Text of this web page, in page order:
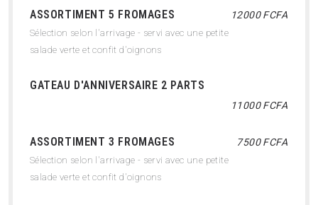
ASSORTIMENT 5 FROMAGES 12000 FCFA
Sélection selon l'arrivage - servi avec une petite
salade verte et confit d'oignons
GATEAU D'ANNIVERSAIRE 2 PARTS
11000 FCFA
ASSORTIMENT 3 FROMAGES 7500 FCFA
Sélection selon l'arrivage - servi avec une petite
salade verte et confit d'oignons